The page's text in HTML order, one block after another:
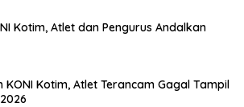
Kotim, Atlet dan Pengurus Andalkan
KONI Kotim, Atlet Terancam Gagal Tampil